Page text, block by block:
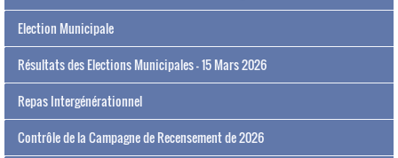
Election Municipale
Résultats des Elections Municipales - 15 Mars 2026
Repas Intergénérationnel
Contrôle de la Campagne de Recensement de 2026